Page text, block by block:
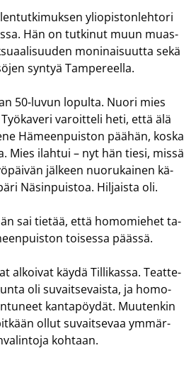
yli­opis­ton­leh­to­ri
Hän on tut­ki­nut muun muas­
mo­ni­nai­suut­ta sekä
syn­tyä Tam­pe­reel­la.
50-​luvun lo­pul­ta. Nuori mies
va­roit­te­li heti, että älä
Hä­meen­puis­ton pää­hän, koska
Mies ilah­tui – nyt hän tiesi, missä
jäl­keen nuo­ru­kai­nen kä­
Nä­sin­puis­toa. Hil­jais­ta oli.
sai tie­tää, että ho­mo­mie­het ta­
toi­ses­sa pääs­sä.
al­koi­vat käydä Til­li­kas­sa. Teat­te­
oli su­vait­se­vais­ta, ja ho­mo­
kan­ta­pöy­dät. Muu­ten­kin
ollut su­vait­se­vaa ym­mär­
koh­taan.